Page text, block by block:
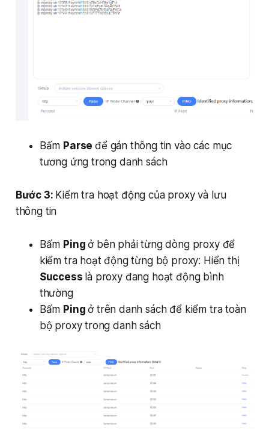
Bấm Parseđể gán thông tin vào các mục
tương ứng trong danh sách
Bước 3: Kiểm tra hoạt động của proxy và lưu
thông tin
Bấm Pingở bên phải từng dòng proxy để
kiểm tra hoạt động từng bộ proxy: Hiển thị
Success là proxy đang hoạt động bình
thường
Bấm Pingở trên danh sách để kiểm tra toàn
bộ proxy trong danh sách